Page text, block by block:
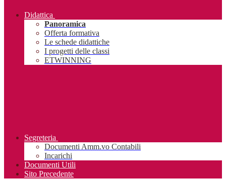
Didattica
Panoramica
Offerta formativa
Le schede didattiche
I progetti delle classi
ETWINNING
Segreteria
Documenti Amm.vo Contabili
Incarichi
Documenti Utili
Sito Precedente